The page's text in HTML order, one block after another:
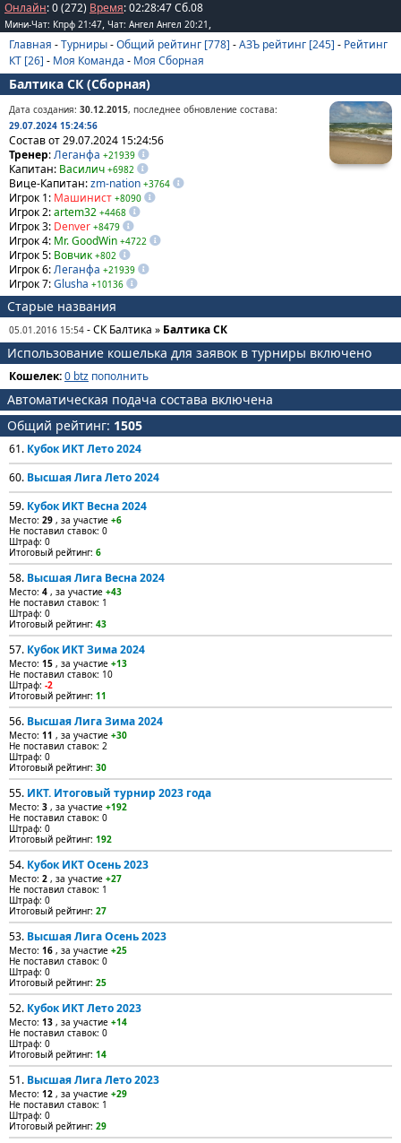
Онлайн: 0 (272) Время:02:28:47Сб.08
Мини-Чат: Кпрф 21:47, Чат: Ангел Ангел 20:21 ,
Главная -Турниры-Общий рейтинг [778] -АЗЪ рейтинг [245] - Рейтинг
КТ [26] - Моя Команда - Моя Сборная
Балтика СК (Сборная)
Дата создания: 30.12.2015, последнее обновление состава:
29.07.2024 15:24:56
Состав от 29.07.2024 15:24:56
Тренер:Леганфа +21939
Капитан: Василич +6982
Вице-Капитан:zm-nation +3764
Игрок 1: Машинист +8090
Игрок 2:artem32 +4468
Игрок 3: Denver +8479
Игрок 4: Mr. GoodWin +4722
Игрок 5: Вовчик +802
Игрок 6:Леганфа +21939
Игрок 7:Glusha +10136
Старые названия
05.01.2016 15:54 - СК Балтика » Балтика СК
Использование кошелька для заявок в турниры включено
Кошелек:0 btz пополнить
Автоматическая подача состава включена
Общий рейтинг: 1505
61. Кубок ИКТ Лето 2024
60. Высшая Лига Лето 2024
59. Кубок ИКТ Весна 2024
Место: 29 , за участие +6
Не поставил ставок: 0
Штраф: 0
Итоговый рейтинг: 6
58. Высшая Лига Весна 2024
Место: 4 , за участие +43
Не поставил ставок: 1
Штраф: 0
Итоговый рейтинг: 43
57. Кубок ИКТ Зима 2024
Место: 15 , за участие +13
Не поставил ставок: 10
Штраф: -2
Итоговый рейтинг: 11
56. Высшая Лига Зима 2024
Место: 11 , за участие +30
Не поставил ставок: 2
Штраф: 0
Итоговый рейтинг: 30
55. ИКТ. Итоговый турнир 2023 года
Место: 3 , за участие +192
Не поставил ставок: 0
Штраф: 0
Итоговый рейтинг: 192
54. Кубок ИКТ Осень 2023
Место: 2 , за участие +27
Не поставил ставок: 1
Штраф: 0
Итоговый рейтинг: 27
53. Высшая Лига Осень 2023
Место: 16 , за участие +25
Не поставил ставок: 0
Штраф: 0
Итоговый рейтинг: 25
52. Кубок ИКТ Лето 2023
Место: 13 , за участие +14
Не поставил ставок: 0
Штраф: 0
Итоговый рейтинг: 14
51. Высшая Лига Лето 2023
Место: 12 , за участие +29
Не поставил ставок: 1
Штраф: 0
Итоговый рейтинг: 29